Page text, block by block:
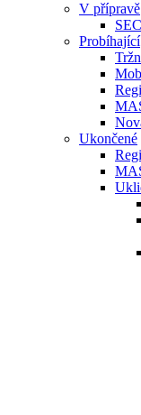
V přípravě
Probíhající
Ukončené